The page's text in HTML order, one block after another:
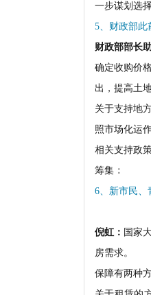
一步谋划选
5、财政部此
财政部部长
确定收购价
出，提高土
关于支持地
照市场化运
相关支持政
筹集 ：
6、新市民、
倪虹： 国家
房需求。
保障有两种